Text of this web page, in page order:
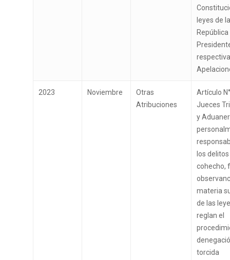
leyes de la
2023 Noviembre
Otras
Atribuciones
Artículo
Jueces
y
los
cohecho,
materia
de las
reglan el
torcida